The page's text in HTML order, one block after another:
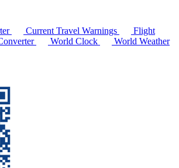
Current Travel Warnings
Flight
World Clock World Weather